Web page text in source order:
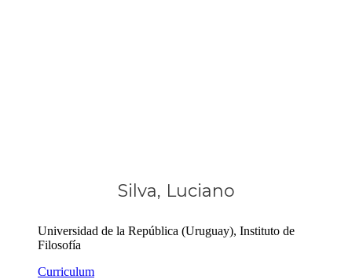
Silva, Luciano
Universidad de la República (Uruguay), Instituto de
Filosofía
Curriculum